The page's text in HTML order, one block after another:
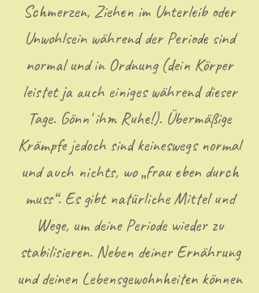
Schmerzen, Ziehen im Unterleib oder
Unwohlsein während der Periode sind
normal und in Ordnung (dein Körper
leistet ja auch einiges während dieser
Tage. Gönn' ihm Ruhe!). Übermäßige
Krämpfe jedoch sind keineswegs normal
und auch nichts, wo „frau eben durch
muss“. Es gibt natürliche Mittel und
Wege, um deine Periode wieder zu
stabilisieren. Neben deiner Ernährung
und deinen Lebensgewohnheiten können